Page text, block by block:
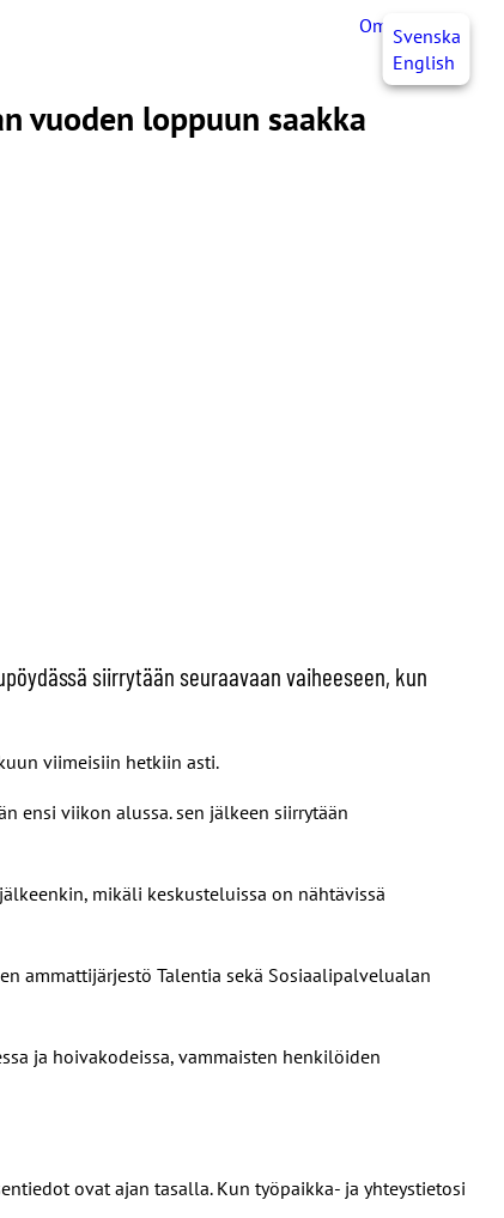
OmaJHLSvenska
English
vuoden loppuun saakka
siirrytään seuraavaan vaiheeseen, kun
viimeisiin hetkiin asti.
ensi viikon alussa. sen jälkeen siirrytään
mikäli keskusteluissa on nähtävissä
ammattijärjestö Talentia sekä Sosiaalipalvelualan
ja hoivakodeissa, vammaisten henkilöiden
ovat ajan tasalla. Kun työpaikka- ja yhteystietosi